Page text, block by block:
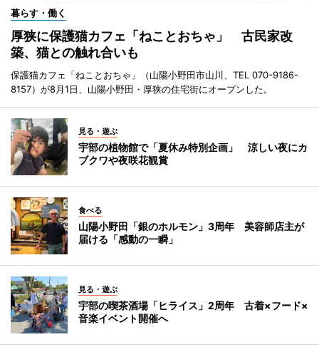
暮らす・働く
厚狭に保護猫カフェ「ねことおちゃ」 古民家改
築、猫との触れ合いも
保護猫カフェ「ねことおちゃ」（山陽小野田市山川、TEL 070-9186-
8157）が8月1日、山陽小野田・厚狭の住宅街にオープンした。
見る・遊ぶ
宇部の植物館で「夏休み特別企画」 涼しい夜にカ
ブクワや夜咲花観賞
食べる
山陽小野田「銀のホルモン」3周年 美容師店主が
届ける「感動の一瞬」
見る・遊ぶ
宇部の喫茶酒場「ヒライス」2周年 古着×フード×
音楽イベント開催へ